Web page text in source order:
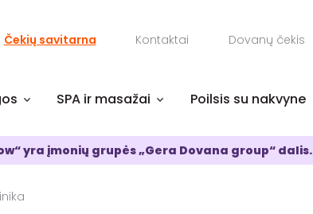
Čekių savitarna Kontaktai Dovanų čekis
SPA ir masažai Poilsis su nakvyne
yra įmonių grupės „Gera Dovana group“ dalis.